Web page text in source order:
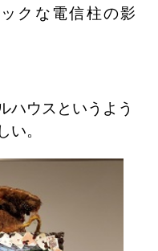
クな電信柱の影
ハウスというよう
い。